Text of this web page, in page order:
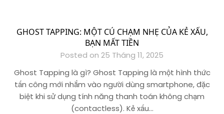
GHOST TAPPING: MỘT CÚ CHẠM NHẸ CỦA KẺ XẤU,
BẠN MẤT TIỀN
Posted on 25 Tháng 11, 2025
Ghost Tapping là gì? Ghost Tapping là một hình thức
tấn công mới nhắm vào người dùng smartphone, đặc
biệt khi sử dụng tính năng thanh toán không chạm
(contactless). Kẻ xấu…